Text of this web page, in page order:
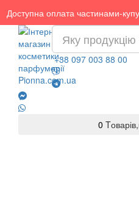
Доступна оплата частинами-
+38 097 003 88 00
0 Tоварів,